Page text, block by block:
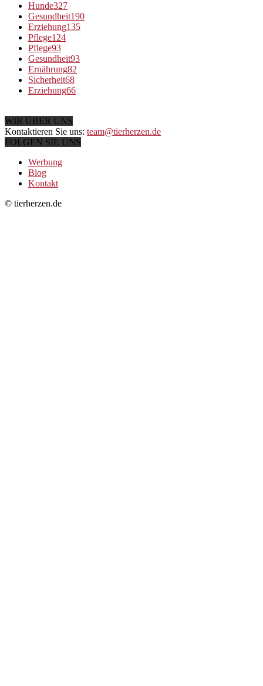
Hunde327
Gesundheit190
Erziehung135
Pflege124
Pflege93
Gesundheit93
Ernährung82
Sicherheit68
Erziehung66
WIR ÜBER UNS
Kontaktieren Sie uns: team@tierherzen.de
FOLGEN SIE UNS
Werbung
Blog
Kontakt
© tierherzen.de